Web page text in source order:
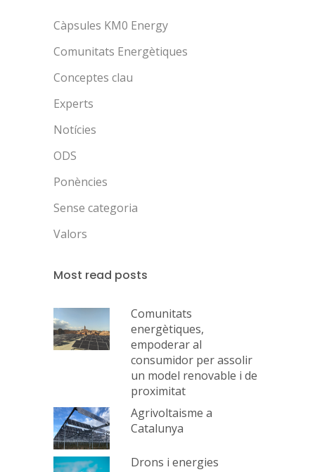
Càpsules KM0 Energy
Comunitats Energètiques
Conceptes clau
Experts
Notícies
ODS
Ponències
Sense categoria
Valors
Most read posts
Comunitats
energètiques,
empoderar al
consumidor per assolir
un model renovable i de
proximitat
Agrivoltaisme a
Catalunya
Drons i energies